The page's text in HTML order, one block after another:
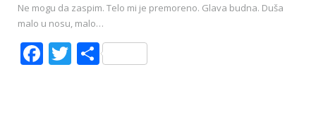
Ne mogu da zaspim. Telo mi je premoreno. Glava budna. Duša
malo u nosu, malo…
Facebook
Twitter
Share